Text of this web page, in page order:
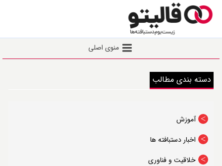
منوی اصلی
Toggle
navigation
دسته بندی مطالب
آموزش
اخبار دستبافته ها
خلاقیت و فناوری